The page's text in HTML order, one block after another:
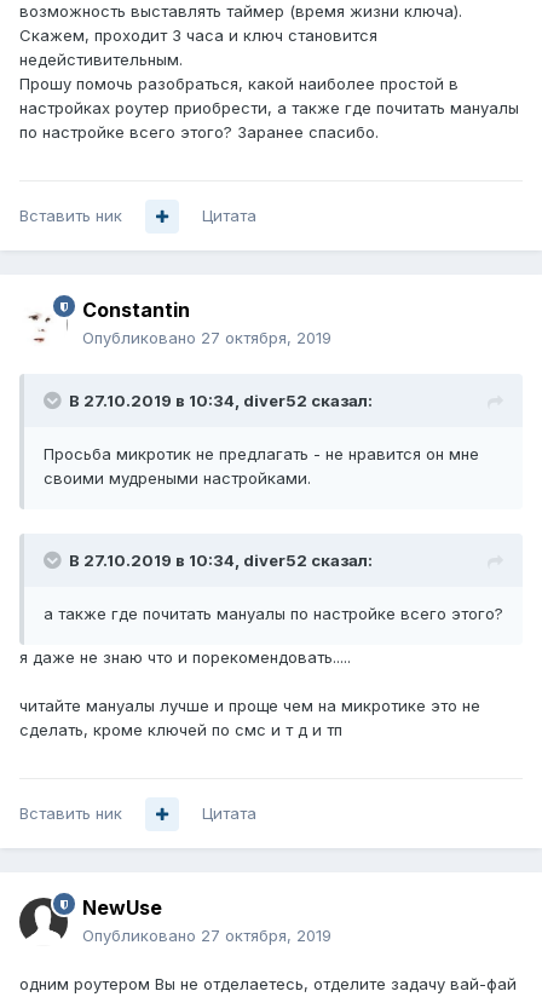
возможность выставлять таймер (время жизни ключа).
Скажем, проходит 3 часа и ключ становится
недейстивительным.
Прошу помочь разобраться, какой наиболее простой в
настройках роутер приобрести, а также где почитать мануалы
по настройке всего этого? Заранее спасибо.
Вставить ник Цитата
Constantin
Опубликовано 27 октября, 2019
В 27.10.2019 в 10:34, diver52 сказал:
Просьба микротик не предлагать - не нравится он мне
своими мудреными настройками.
В 27.10.2019 в 10:34, diver52 сказал:
а также где почитать мануалы по настройке всего этого?
я даже не знаю что и порекомендовать.....
читайте мануалы лучше и проще чем на микротике это не
сделать, кроме ключей по смс и т д и тп
Вставить ник Цитата
NewUse
Опубликовано 27 октября, 2019
одним роутером Вы не отделаетесь, отделите задачу вай-фай